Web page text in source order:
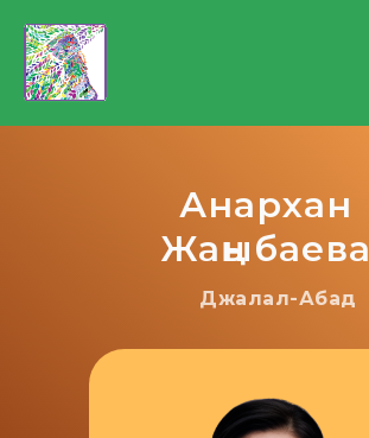
Анархан
Жаңыбаева
Джалал-Абад